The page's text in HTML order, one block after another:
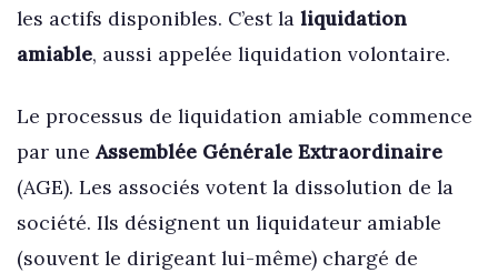
les actifs disponibles. C’est la liquidation
amiable, aussi appelée liquidation volontaire.
Le processus de liquidation amiable commence
par une Assemblée Générale Extraordinaire
(AGE). Les associés votent la dissolution de la
société. Ils désignent un liquidateur amiable
(souvent le dirigeant lui-même) chargé de